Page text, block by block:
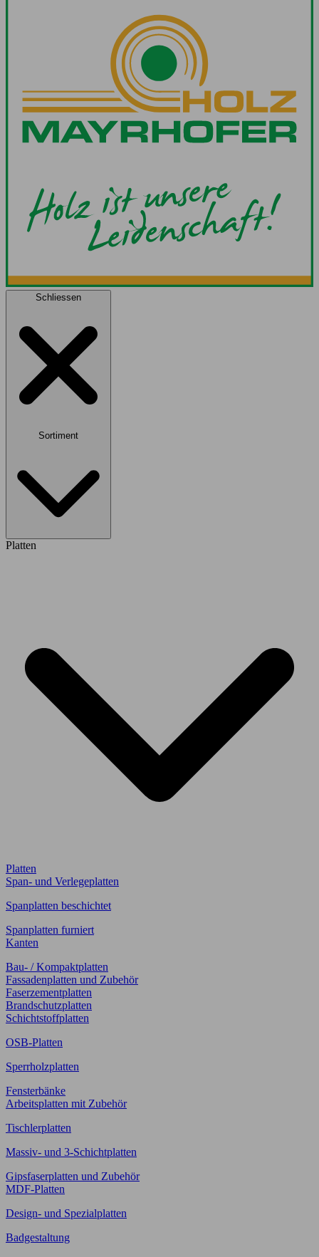
Schliessen
Sortiment
Platten
Platten
Span- und Verlegeplatten
Spanplatten beschichtet
Spanplatten furniert
Kanten
Bau- / Kompaktplatten
Fassadenplatten und Zubehör
Faserzementplatten
Brandschutzplatten
Schichtstoffplatten
OSB-Platten
Sperrholzplatten
Fensterbänke
Arbeitsplatten mit Zubehör
Tischlerplatten
Massiv- und 3-Schichtplatten
Gipsfaserplatten und Zubehör
MDF-Platten
Design- und Spezialplatten
Badgestaltung